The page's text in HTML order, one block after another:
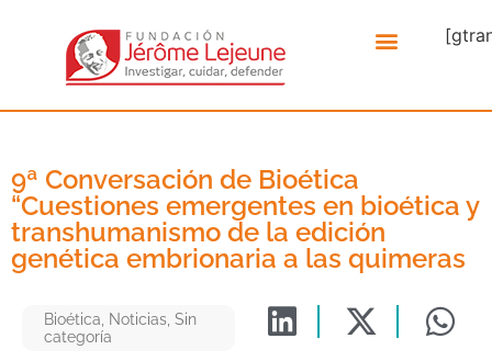
9ª Conversación de Bioética
“Cuestiones emergentes en bioética y
transhumanismo de la edición
genética embrionaria a las quimeras
Bioética Noticias Sin
categoría